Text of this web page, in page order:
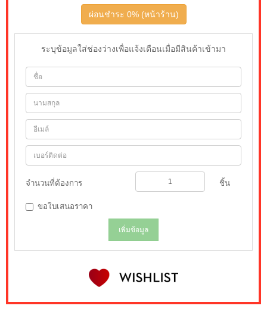
ผ่อนชำระ 0% (หน้าร้าน)
ระบุข้อมูลใส่ช่องว่างเพื่อแจ้งเตือนเมื่อมีสินค้าเข้ามา
จำนวนที่ต้องการ ชิ้น
ขอใบเสนอราคา
เพิ่มข้อมูล